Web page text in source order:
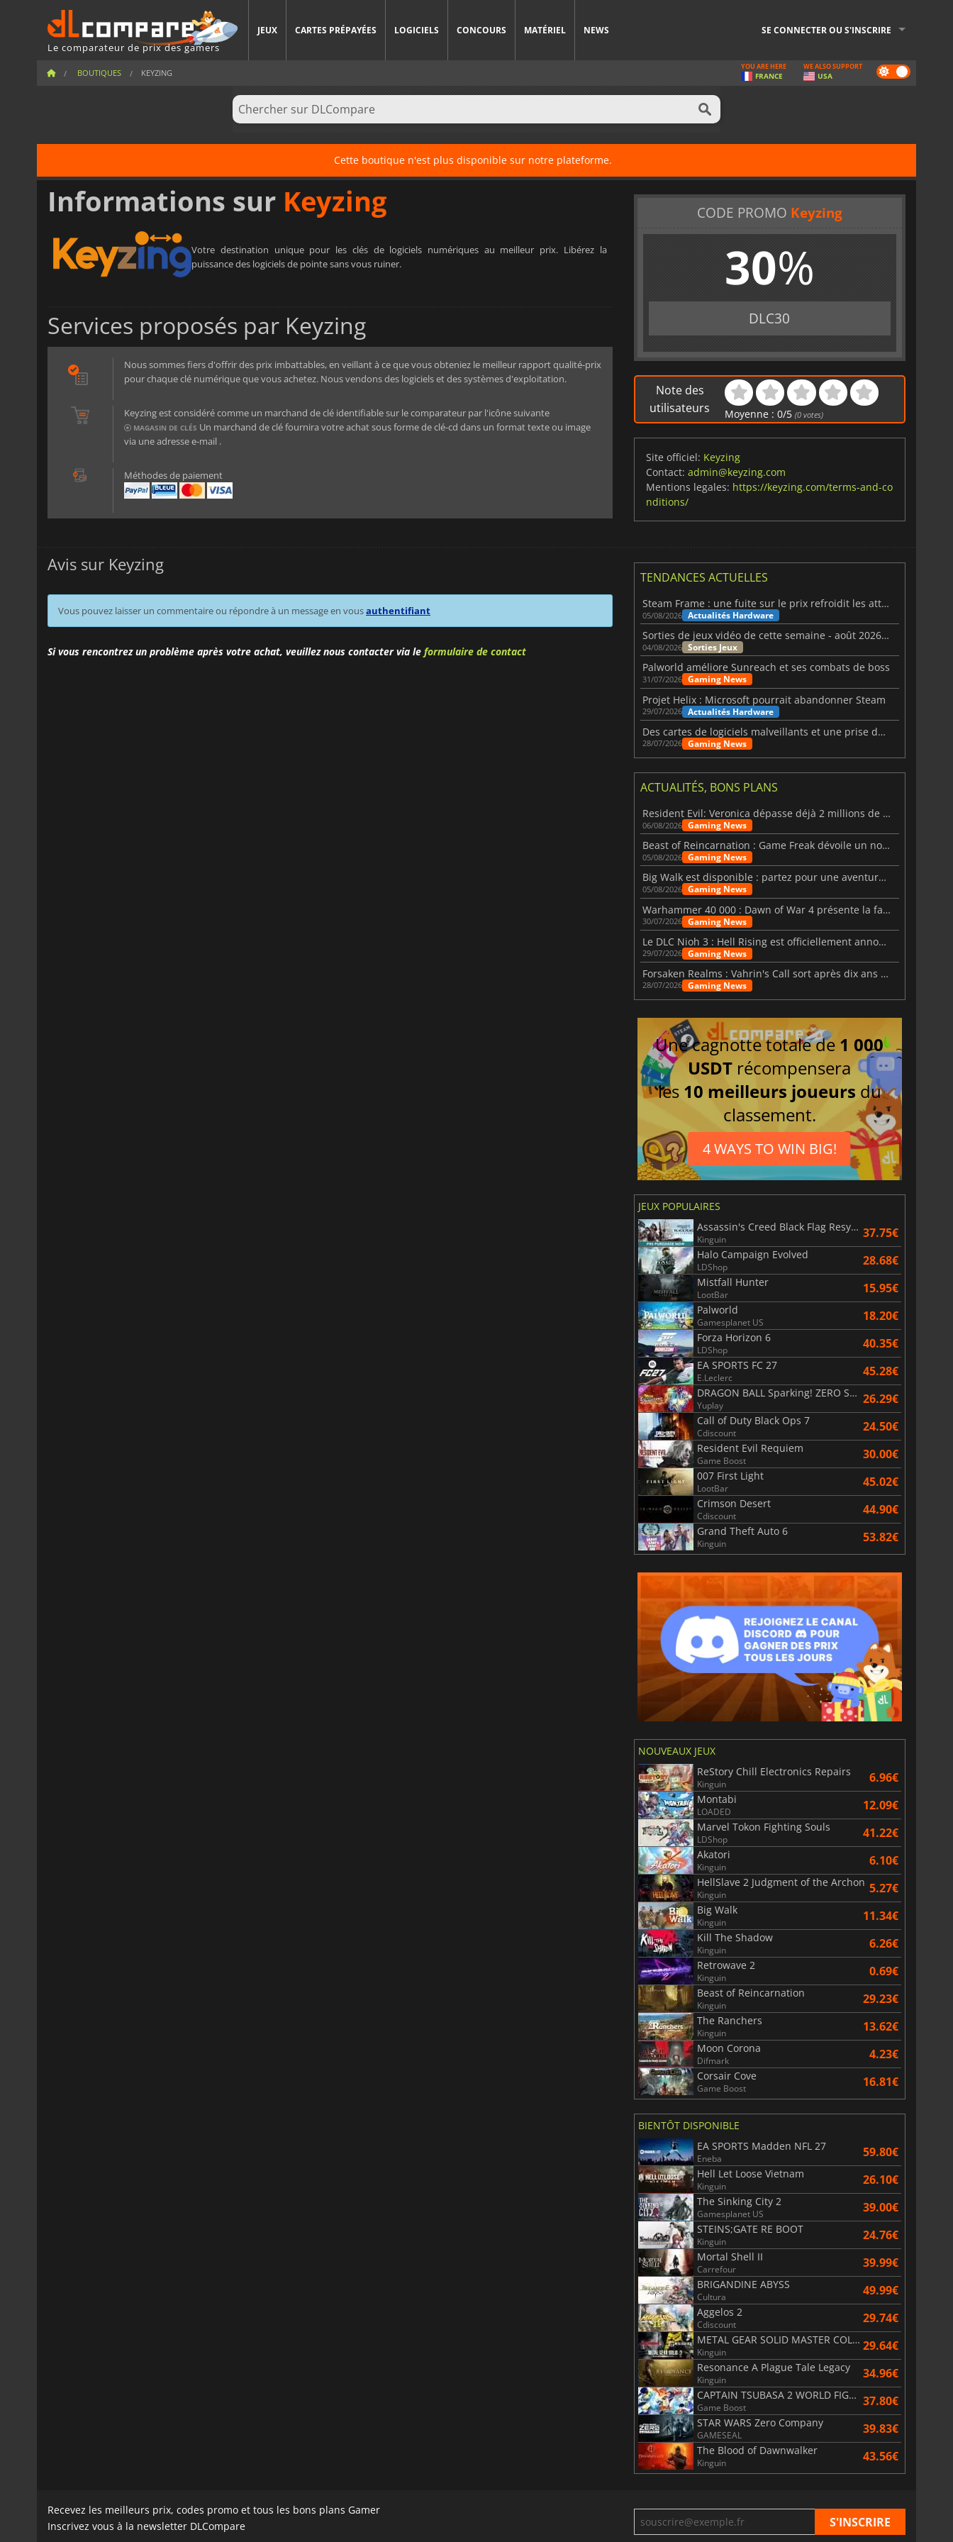
Le comparateur de prix des gamers
JEUX CARTES PRÉPAYÉES LOGICIELS CONCOURS MATÉRIEL NEWS SE CONNECTER OU S'INSCRIRE
BOUTIQUES KEYZING Dark
mode
YOU ARE HERE
FRANCE
WE ALSO SUPPORT
USA
Cette boutique n'est plus disponible sur notre plateforme.
Informations sur Keyzing
Votre destination unique pour les clés de logiciels numériques au meilleur prix. Libérez la
puissance des logiciels de pointe sans vous ruiner.
Services proposés par Keyzing
Nous sommes fiers d'offrir des prix imbattables, en veillant à ce que vous obteniez le meilleur rapport qualité-prix
pour chaque clé numérique que vous achetez. Nous vendons des logiciels et des systèmes d'exploitation.
Keyzing est considéré comme un marchand de clé identifiable sur le comparateur par l'icône suivante
MAGASIN DE CLÉS Un marchand de clé fournira votre achat sous forme de clé-cd dans un format texte ou image
via une adresse e-mail .
Méthodes de paiement
CODE PROMO Keyzing
30%
DLC30
Note des
utilisateurs
Moyenne :0/5 (0 votes)
Site officiel: Keyzing
Contact: admin@keyzing.com
Mentions legales: https://keyzing.com/terms-and-co
nditions/
Avis sur Keyzing
Vous pouvez laisser un commentaire ou répondre à un message en vousauthentifiant
Si vous rencontrez un problème après votre achat, veuillez nous contacter via le formulaire de contact
TENDANCES ACTUELLES
Steam Frame : une fuite sur le prix refroidit les attentes VR
05/08/2026 Actualités Hardware
Sorties de jeux vidéo de cette semaine - août 2026 (semaine 32)
04/08/2026 Sorties Jeux
Palworld améliore Sunreach et ses combats de boss
31/07/2026 Gaming News
Projet Helix : Microsoft pourrait abandonner Steam
29/07/2026 Actualités Hardware
Des cartes de logiciels malveillants et une prise de contrôle de Discord ont touché Meccha Chameleon
28/07/2026 Gaming News
ACTUALITÉS, BONS PLANS
Resident Evil: Veronica dépasse déjà 2 millions de wishlists
06/08/2026 Gaming News
Beast of Reincarnation : Game Freak dévoile un nouveau pari
05/08/2026 Gaming News
Big Walk est disponible : partez pour une aventure entre amis
05/08/2026 Gaming News
Warhammer 40 000 : Dawn of War 4 présente la faction des Nécrons
30/07/2026 Gaming News
Le DLC Nioh 3 : Hell Rising est officiellement annoncé
29/07/2026 Gaming News
Forsaken Realms : Vahrin's Call sort après dix ans de développement
28/07/2026 Gaming News
Une cagnotte totale de 1 000
USDT récompensera
les 10 meilleurs joueurs du
classement.
4 WAYS TO WIN BIG!
JEUX POPULAIRES
Assassin's Creed Black Flag Resynced
Kinguin 37.75€
Halo Campaign Evolved
LDShop 28.68€
Mistfall Hunter
LootBar 15.95€
Palworld
Gamesplanet US 18.20€
Forza Horizon 6
LDShop 40.35€
EA SPORTS FC 27
E.Leclerc 45.28€
DRAGON BALL Sparking! ZERO Super Limit Breaking NEO
Yuplay 26.29€
Call of Duty Black Ops 7
Cdiscount 24.50€
Resident Evil Requiem
Game Boost 30.00€
007 First Light
LootBar 45.02€
Crimson Desert
Cdiscount 44.90€
Grand Theft Auto 6
Kinguin 53.82€
NOUVEAUX JEUX
ReStory Chill Electronics Repairs
Kinguin 6.96€
Montabi
LOADED 12.09€
Marvel Tokon Fighting Souls
LDShop 41.22€
Akatori
Kinguin 6.10€
HellSlave 2 Judgment of the Archon
Kinguin 5.27€
Big Walk
Kinguin 11.34€
Kill The Shadow
Kinguin 6.26€
Retrowave 2
Kinguin 0.69€
Beast of Reincarnation
Kinguin 29.23€
The Ranchers
Kinguin 13.62€
Moon Corona
Difmark 4.23€
Corsair Cove
Game Boost 16.81€
BIENTÔT DISPONIBLE
EA SPORTS Madden NFL 27
Eneba 59.80€
Hell Let Loose Vietnam
Kinguin 26.10€
The Sinking City 2
Gamesplanet US 39.00€
STEINS;GATE RE BOOT
Kinguin 24.76€
Mortal Shell II
Carrefour 39.99€
BRIGANDINE ABYSS
Cultura 49.99€
Aggelos 2
Cdiscount 29.74€
METAL GEAR SOLID MASTER COLLECTION Vol.2
Kinguin 29.64€
Resonance A Plague Tale Legacy
Kinguin 34.96€
CAPTAIN TSUBASA 2 WORLD FIGHTERS
Game Boost 37.80€
STAR WARS Zero Company
GAMESEAL 39.83€
The Blood of Dawnwalker
Kinguin 43.56€
Recevez les meilleurs prix, codes promo et tous les bons plans Gamer
Inscrivez vous à la newsletter DLCompare